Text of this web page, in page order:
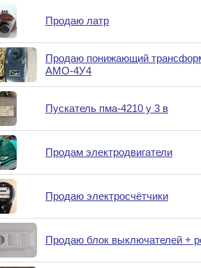
Продаю латр
Продаю понижающий
АМО-4У4
Пускатель пма-4210 у 3 в
Продам электродвигатели
Продаю электросчётчики
Продаю блок выключателей +